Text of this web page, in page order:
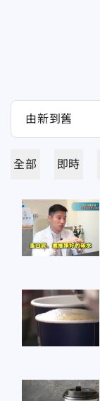
全部 即時